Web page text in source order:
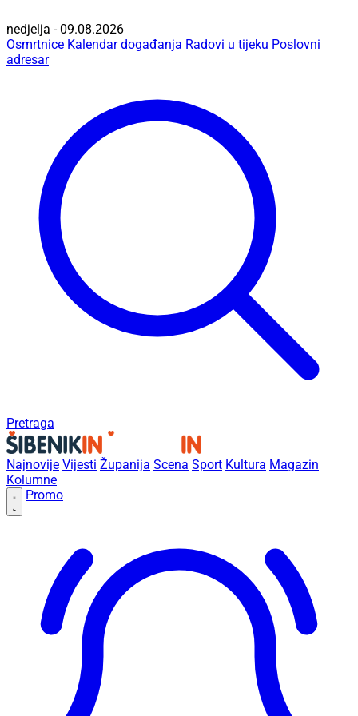
nedjelja - 09.08.2026
Osmrtnice Kalendar događanja Radovi u tijeku Poslovni
adresar
Pretraga
Najnovije Vijesti Županija Scena Sport Kultura Magazin
Kolumne
Promo